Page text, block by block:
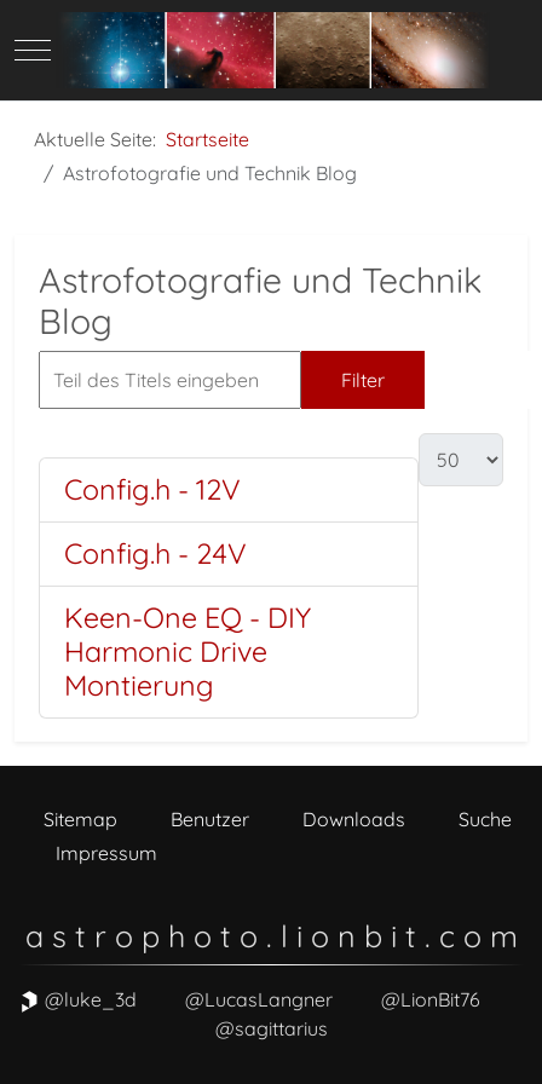
Mobile Menu Toggle
Aktuelle Seite: Startseite
Astrofotografie und Technik Blog
Astrofotografie und Technik
Blog
Filter
Config.h - 12V
Config.h - 24V
Keen-One EQ - DIY
Harmonic Drive
Montierung
Sitemap Benutzer Downloads
Suche
Impressum
a s t r o p h o t o . l i o n b i t . c o m
@luke_3d @LucasLangner
@LionBit76
@sagittarius